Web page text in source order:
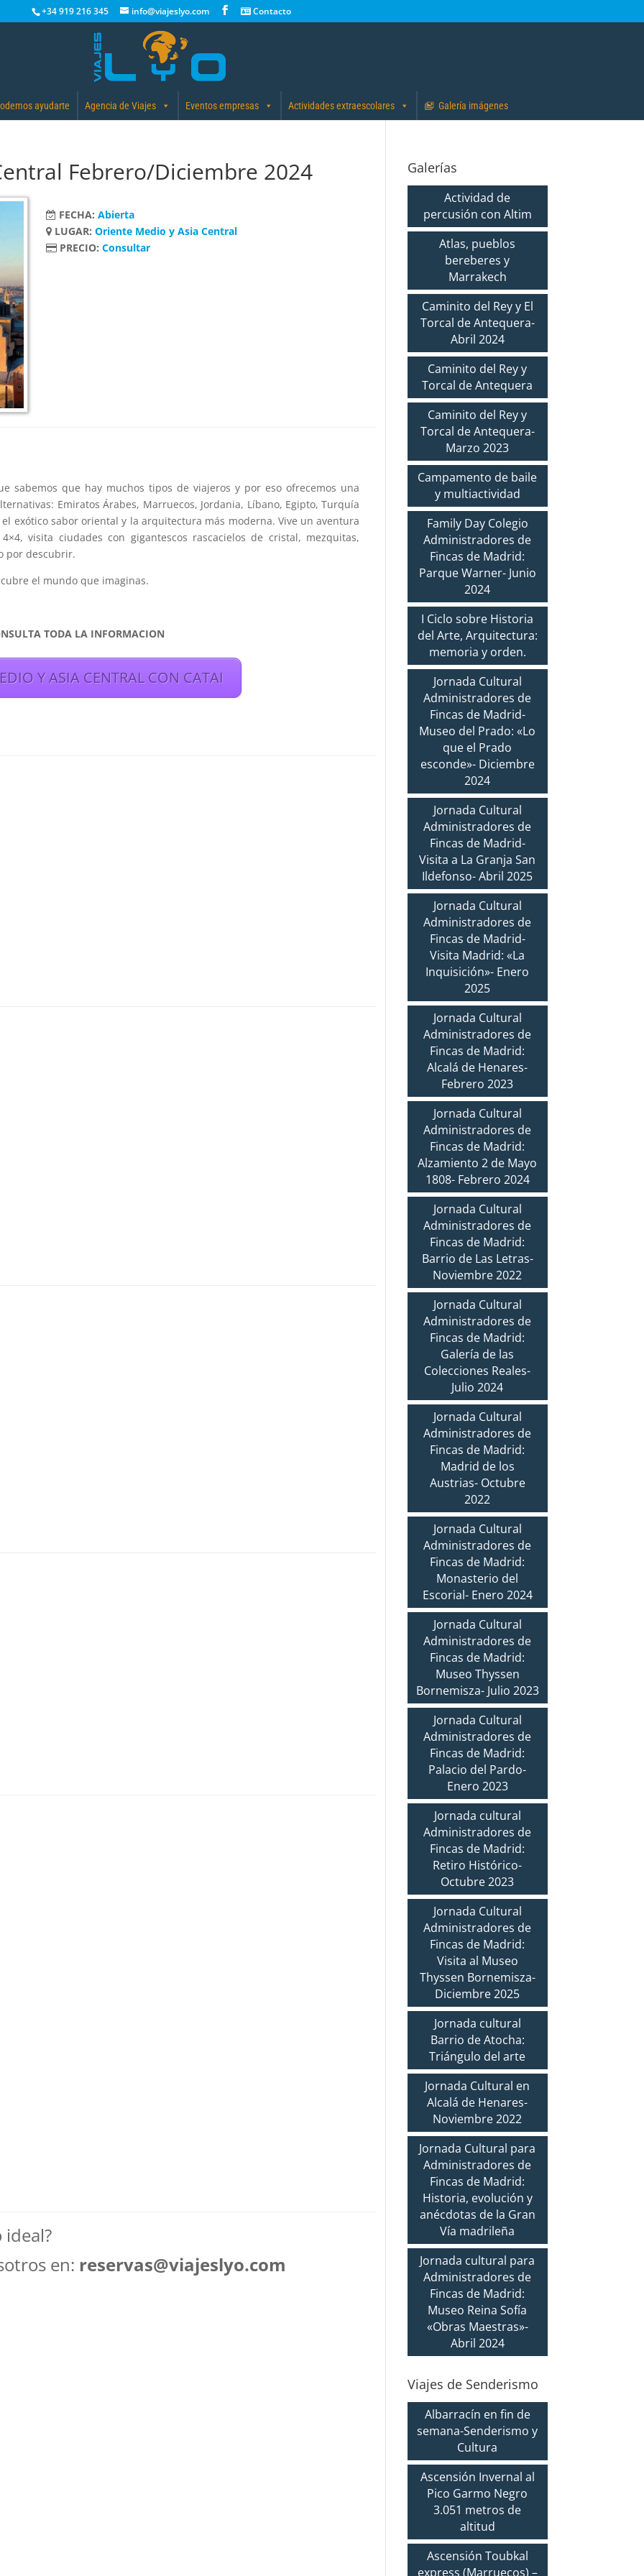
+34 919 216 345 info@viajeslyo.com Contacto
ayudarte Agencia de Viajes Eventos empresas Actividades extraescolares Galería imágenes
Febrero/Diciembre 2024
FECHA:Abierta
LUGAR:Oriente Medio y Asia Central
PRECIO:Consultar
sabemos que hay muchos tipos de viajeros y por eso ofrecemos una
Emiratos Árabes, Marruecos, Jordania, Líbano, Egipto, Turquía
exótico sabor oriental y la arquitectura más moderna. Vive un aventura
visita ciudades con gigantescos rascacielos de cristal, mezquitas,
por descubrir.
el mundo que imaginas.
TODA LA INFORMACION
Y ASIA CENTRAL CON CATAI
en: reservas@viajeslyo.com
Galerías
Actividad de
percusión con Altim
Atlas, pueblos
bereberes y
Marrakech
Caminito del Rey y El
Torcal de Antequera-
Abril 2024
Caminito del Rey y
Torcal de Antequera
Caminito del Rey y
Torcal de Antequera-
Marzo 2023
Campamento de baile
y multiactividad
Family Day Colegio
Administradores de
Fincas de Madrid:
Parque Warner- Junio
2024
I Ciclo sobre Historia
del Arte, Arquitectura:
memoria y orden.
Jornada Cultural
Administradores de
Fincas de Madrid-
Museo del Prado: «Lo
que el Prado
esconde»- Diciembre
2024
Jornada Cultural
Administradores de
Fincas de Madrid-
Visita a La Granja San
Ildefonso- Abril 2025
Jornada Cultural
Administradores de
Fincas de Madrid-
Visita Madrid: «La
Inquisición»- Enero
2025
Jornada Cultural
Administradores de
Fincas de Madrid:
Alcalá de Henares-
Febrero 2023
Jornada Cultural
Administradores de
Fincas de Madrid:
Alzamiento 2 de Mayo
1808- Febrero 2024
Jornada Cultural
Administradores de
Fincas de Madrid:
Barrio de Las Letras-
Noviembre 2022
Jornada Cultural
Administradores de
Fincas de Madrid:
Galería de las
Colecciones Reales-
Julio 2024
Jornada Cultural
Administradores de
Fincas de Madrid:
Madrid de los
Austrias- Octubre
2022
Jornada Cultural
Administradores de
Fincas de Madrid:
Monasterio del
Escorial- Enero 2024
Jornada Cultural
Administradores de
Fincas de Madrid:
Museo Thyssen
Bornemisza- Julio 2023
Jornada Cultural
Administradores de
Fincas de Madrid:
Palacio del Pardo-
Enero 2023
Jornada cultural
Administradores de
Fincas de Madrid:
Retiro Histórico-
Octubre 2023
Jornada Cultural
Administradores de
Fincas de Madrid:
Visita al Museo
Thyssen Bornemisza-
Diciembre 2025
Jornada cultural
Barrio de Atocha:
Triángulo del arte
Jornada Cultural en
Alcalá de Henares-
Noviembre 2022
Jornada Cultural para
Administradores de
Fincas de Madrid:
Historia, evolución y
anécdotas de la Gran
Vía madrileña
Jornada cultural para
Administradores de
Fincas de Madrid:
Museo Reina Sofía
«Obras Maestras»-
Abril 2024
Viajes de Senderismo
Albarracín en fin de
semana-Senderismo y
Cultura
Ascensión Invernal al
Pico Garmo Negro
3.051 metros de
altitud
Ascensión Toubkal
express (Marruecos) –